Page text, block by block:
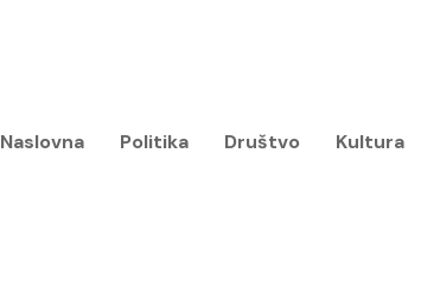
Naslovna Politika Društvo Kultura